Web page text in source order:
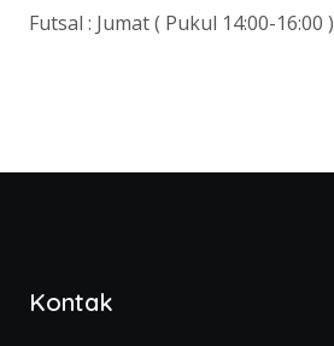
Futsal : Jumat ( Pukul 14:00-16:00 )
Kontak